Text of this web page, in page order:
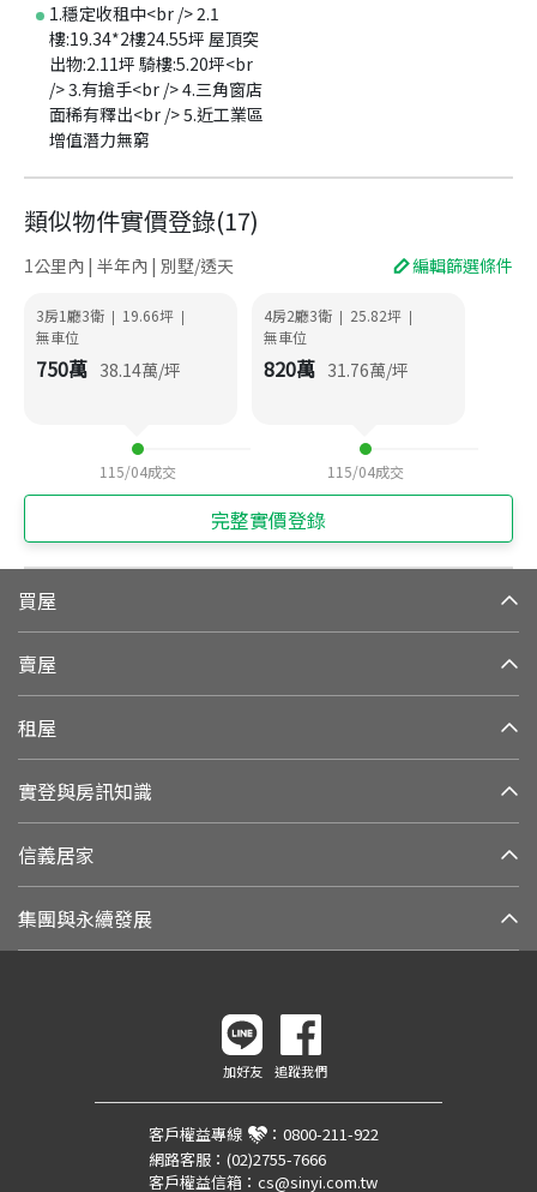
1.穩定收租中<br /> 2.1
樓:19.34*2樓24.55坪 屋頂突
出物:2.11坪 騎樓:5.20坪<br
/> 3.有搶手<br /> 4.三角窗店
面稀有釋出<br /> 5.近工業區
增值潛力無窮
類似物件實價登錄(17)
1公里內 | 半年內 | 別墅/透天 編輯篩選條件
3房1廳3衛 | 19.66坪 |
無車位
750萬 38.14萬/坪
115/04成交
4房2廳3衛 | 25.82坪 |
無車位
820萬 31.76萬/坪
115/04成交
完整實價登錄
買屋
賣屋
租屋
實登與房訊知識
信義居家
集團與永續發展
加好友 追蹤我們
客戶權益專線 ： 0800-211-922
網路客服： (02)2755-7666
客戶權益信箱： cs@sinyi.com.tw